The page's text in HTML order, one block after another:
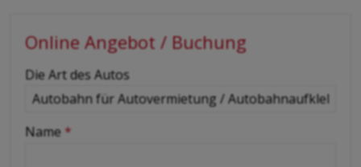
Online Angebot / Buchung
-
-
Die Art des Autos
Name *